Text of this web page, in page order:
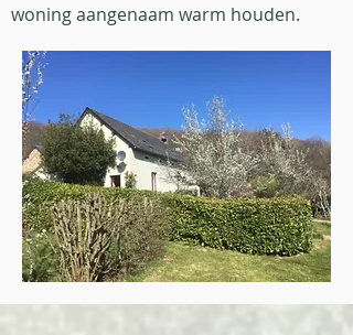
woning aangenaam warm houden.